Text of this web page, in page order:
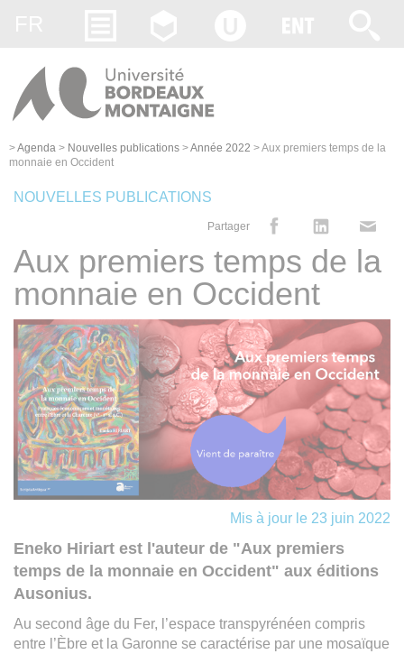
>Agenda > Nouvelles publications >Année 2022 >Aux premiers temps de la
monnaie en Occident
NOUVELLES PUBLICATIONS
Partager
Aux premiers temps de la
monnaie en Occident
Mis à jour le 23 juin 2022
Eneko Hiriart est l'auteur de "Aux premiers
temps de la monnaie en Occident" aux éditions
Ausonius.
Au second âge du Fer, l’espace transpyrénéen compris
entre l’Èbre et la Garonne se caractérise par une mosaïque